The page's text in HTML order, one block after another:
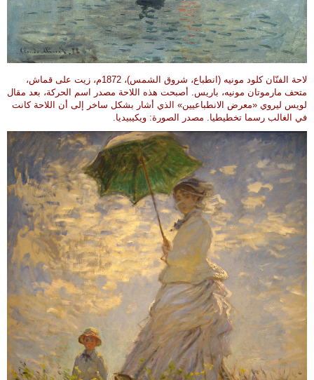
لاحة الفنّان كلود مونيه (انطباع، شروق الشمس)، 1872م، زيت على قماش،
متحف مارموتان مونيه، باريس. أصبحت هذه اللاحة مصدر اسم الحركة، بعد مقال
لويس ليروي «معرض الانطباعيين» الذي أشار بشكل ساخر إلى أن اللاحة كانت
في الغالب رسما تخطيطيا. مصدر الصورة: ويكيبيديا.